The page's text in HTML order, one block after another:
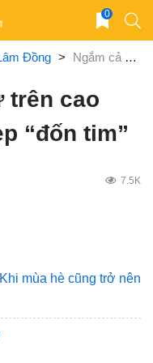
0
Đồng > Ngắm cả Đà Lạt từ trên cao với tiệm cà phê đẹp “đốn tim”
trên cao
“đốn tim”
7.5K
mùa hè cũng trở nên